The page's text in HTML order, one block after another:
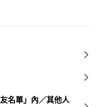
名單」內／其他人